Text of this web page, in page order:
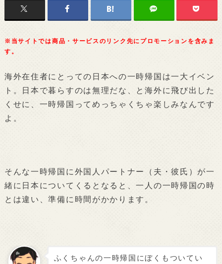
※当サイトでは商品・サービスのリンク先にプロモーションを含みま
す。
海外在住者にとっての日本への一時帰国は一大イベン
ト。日本で暮らすのは無理だな、と海外に飛び出した
くせに、一時帰国ってめっちゃくちゃ楽しみなんです
よ。
そんな一時帰国に外国人パートナー（夫・彼氏）が一
緒に日本についてくるとなると、一人の一時帰国の時
とは違い、準備に時間がかかります。
ふくちゃんの一時帰国にぼくもついてい